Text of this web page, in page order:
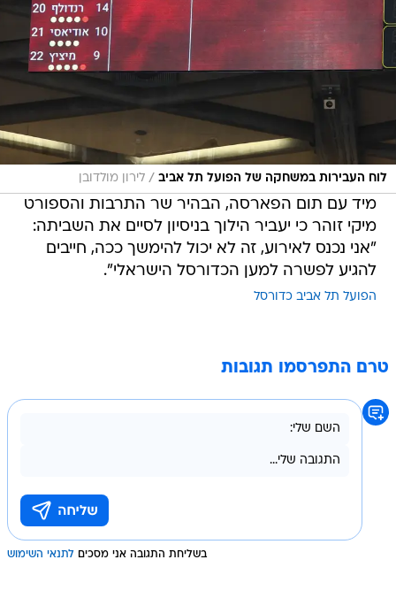
לוח העבירות במשחקה של הפועל תל אביב / לירון מולדובן
מיד עם תום הפארסה, הבהיר שר התרבות והספורט
מיקי זוהר כי יעביר הילוך בניסיון לסיים את השביתה:
"אני נכנס לאירוע, זה לא יכול להימשך ככה, חייבים
להגיע לפשרה למען הכדורסל הישראלי".
הפועל תל אביב כדורסל
טרם התפרסמו תגובות
בשליחת התגובה אני מסכים לתנאי השימוש